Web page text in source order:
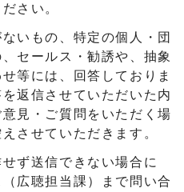
さい。
いもの、特定の個人・団
セールス・勧誘や、抽象
等には、回答しておりま
返信させていただいた内
見・ご質問をいただく場
させていただきます。
ず送信できない場合に
広聴担当課）まで問い合